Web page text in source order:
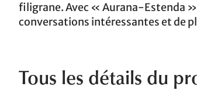
filigrane. Avec « Aurana-Estenda
conversations intéressantes et de
Tous les détails du